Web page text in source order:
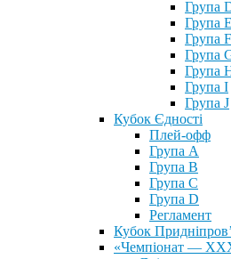
Група
Група E
Група F
Група
Група
Група I
Група J
Кубок Єдності
Плей-офф
Група А
Група В
Група С
Група D
Регламент
Кубок
«Чемпіонат —